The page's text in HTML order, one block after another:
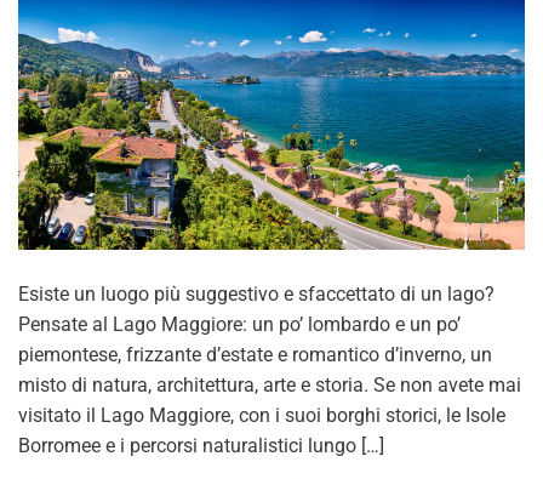
Esiste un luogo più suggestivo e sfaccettato di un lago?
Pensate al Lago Maggiore: un po’ lombardo e un po’
piemontese, frizzante d’estate e romantico d’inverno, un
misto di natura, architettura, arte e storia. Se non avete mai
visitato il Lago Maggiore, con i suoi borghi storici, le Isole
Borromee e i percorsi naturalistici lungo […]